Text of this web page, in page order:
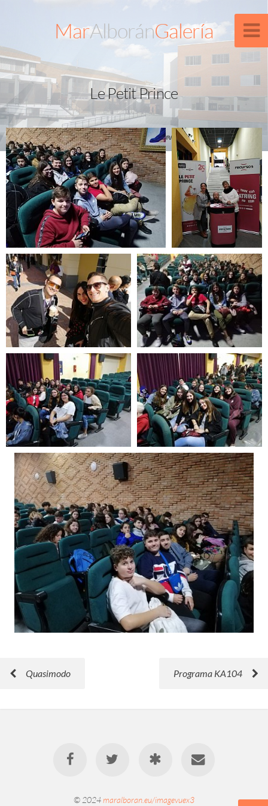
MarAlboránGalería
Le Petit Prince
Quasimodo Programa KA104
© 2024maralboran.eu/imagevuex3